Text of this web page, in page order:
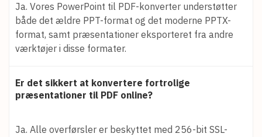
Ja. Vores PowerPoint til PDF-konverter understøtter
både det ældre PPT-format og det moderne PPTX-
format, samt præsentationer eksporteret fra andre
værktøjer i disse formater.
Er det sikkert at konvertere fortrolige
præsentationer til PDF online?
Ja. Alle overførsler er beskyttet med 256-bit SSL-